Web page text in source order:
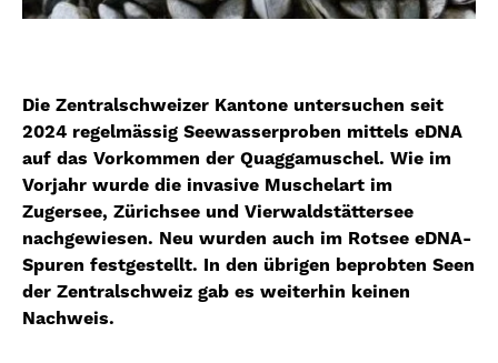
Die Zentralschweizer Kantone untersuchen seit
2024 regelmässig Seewasserproben mittels eDNA
auf das Vorkommen der Quaggamuschel. Wie im
Vorjahr wurde die invasive Muschelart im
Zugersee, Zürichsee und Vierwaldstättersee
nachgewiesen. Neu wurden auch im Rotsee eDNA-
Spuren festgestellt. In den übrigen beprobten Seen
der Zentralschweiz gab es weiterhin keinen
Nachweis.